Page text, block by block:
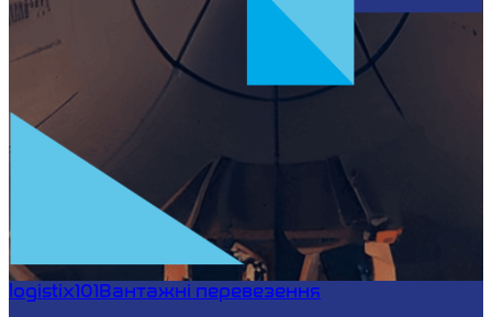
logistix101Вантажні перевезення